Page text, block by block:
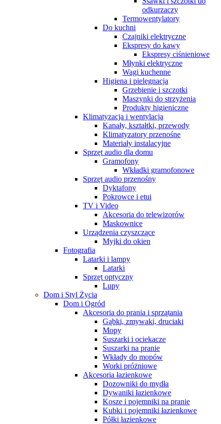
odkurzaczy
Termowentylatory
Do kuchni
Czajniki elektryczne
Ekspresy do kawy
Ekspresy ciśnieniowe
Młynki elektryczne
Wagi kuchenne
Higiena i pielęgnacja
Grzebienie i szczotki
Maszynki do strzyżenia
Produkty higieniczne
Klimatyzacja i wentylacja
Kanały, kształtki, przewody
Klimatyzatory przenośne
Materiały instalacyjne
Sprzęt audio dla domu
Gramofony
Wkładki gramofonowe
Sprzęt audio przenośny
Dyktafony
Pokrowce i etui
TV i Video
Akcesoria do telewizorów
Maskownice
Urządzenia czyszczące
Myjki do okien
Fotografia
Latarki i lampy
Latarki
Sprzęt optyczny
Lupy
Dom i Styl Życia
Dom i Ogród
Akcesoria do prania i sprzątania
Gąbki, zmywaki, druciaki
Mopy
Suszarki i ociekacze
Suszarki na pranie
Wkłady do mopów
Worki próżniowe
Akcesoria łazienkowe
Dozowniki do mydła
Dywaniki łazienkowe
Kosze i pojemniki na pranie
Kubki i pojemniki łazienkowe
Półki łazienkowe